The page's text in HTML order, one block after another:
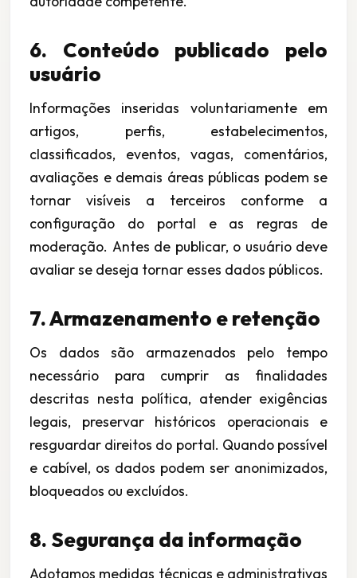
6. Conteúdo publicado pelo
usuário
Informações inseridas voluntariamente em
artigos, perfis, estabelecimentos,
classificados, eventos, vagas, comentários,
avaliações e demais áreas públicas podem se
tornar visíveis a terceiros conforme a
configuração do portal e as regras de
moderação. Antes de publicar, o usuário deve
avaliar se deseja tornar esses dados públicos.
7. Armazenamento e retenção
Os dados são armazenados pelo tempo
necessário para cumprir as finalidades
descritas nesta política, atender exigências
legais, preservar históricos operacionais e
resguardar direitos do portal. Quando possível
e cabível, os dados podem ser anonimizados,
bloqueados ou excluídos.
8. Segurança da informação
Adotamos medidas técnicas e administrativas